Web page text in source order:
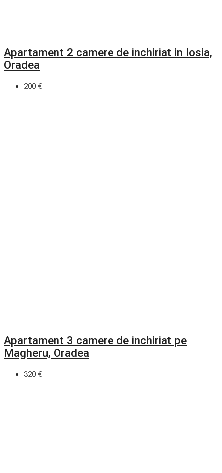
Apartament 2 camere de inchiriat in Iosia,
Oradea
200 €
Apartament 3 camere de inchiriat pe
Magheru, Oradea
320 €